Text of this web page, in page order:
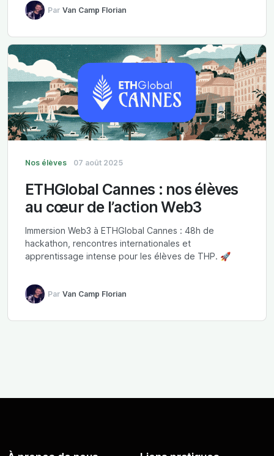
Par Van Camp Florian
Nos élèves 07 août 2025
ETHGlobal Cannes : nos élèves
au cœur de l’action Web3
Immersion Web3 à ETHGlobal Cannes : 48h de
hackathon, rencontres internationales et
apprentissage intense pour les élèves de THP. 🚀
Par Van Camp Florian